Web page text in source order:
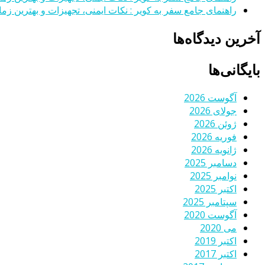
راهنمای جامع سفر به کویر : نکات ایمنی، تجهیزات و بهترین
آخرین دیدگاه‌ها
بایگانی‌ها
آگوست 2026
جولای 2026
ژوئن 2026
فوریه 2026
ژانویه 2026
دسامبر 2025
نوامبر 2025
اکتبر 2025
سپتامبر 2025
آگوست 2020
می 2020
اکتبر 2019
اکتبر 2017